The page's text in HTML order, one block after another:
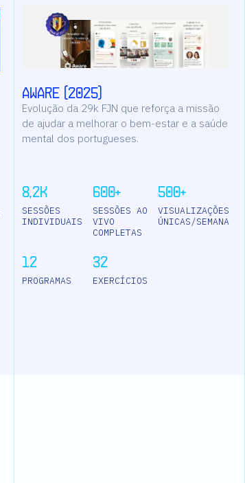
Aware (2025)
Evolução da 29k FJN que reforça a missão
de ajudar a melhorar o bem-estar e a saúde
mental dos portugueses.
8,2K
SESSÕES
INDIVIDUAIS
600+
SESSÕES AO
VIVO
COMPLETAS
500+
VISUALIZAÇÕES
ÚNICAS/SEMANA
12
PROGRAMAS
32
EXERCÍCIOS